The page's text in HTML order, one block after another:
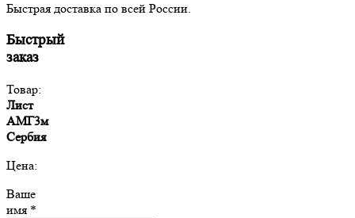
Быстрая доставка по всей России.
Быстрый
заказ
Товар:
Лист
АМГ3м
Сербия
Цена:
Ваше
имя *